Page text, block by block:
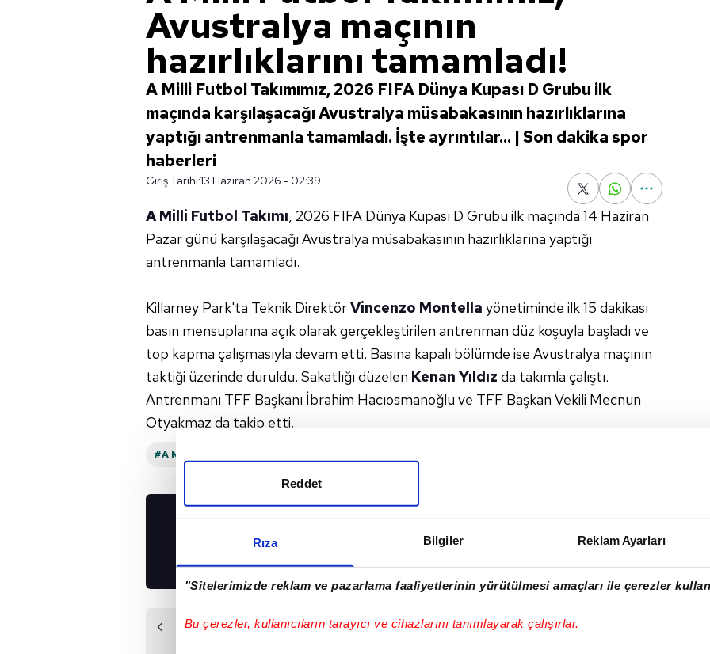
Rıza Bilgiler Reklam Ayarları
"Sitelerimizde reklam ve pazarlama faaliyetlerinin yürütülmesi amaçları ile çerezler
Bu çerezler, kullanıcıların tarayıcı ve cihazlarını tanımlayarak çalışırlar.
Reddet
Avustralya maçının
hazırlıklarını tamamladı!
A Milli Futbol Takımımız, 2026 FIFA Dünya Kupası D Grubu ilk
maçında karşılaşacağı Avustralya müsabakasının hazırlıklarına
yaptığı antrenmanla tamamladı. İşte ayrıntılar... | Son dakika spor
haberleri
Giriş Tarihi:13 Haziran 2026 - 02:39
A Milli Futbol Takımı, 2026 FIFA Dünya Kupası D Grubu ilk maçında 14 Haziran
Pazar günü karşılaşacağı Avustralya müsabakasının hazırlıklarına yaptığı
antrenmanla tamamladı.
Killarney Park'ta Teknik DirektörVincenzo Montella yönetiminde ilk 15 dakikası
basın mensuplarına açık olarak gerçekleştirilen antrenman düz koşuyla başladı ve
top kapma çalışmasıyla devam etti. Basına kapalı bölümde ise Avustralya maçının
taktiği üzerinde duruldu. Sakatlığı düzelen Kenan Yıldız da takımla çalıştı.
Antrenmanı TFF Başkanı İbrahim Hacıosmanoğlu ve TFF Başkan Vekili Mecnun
Otyakmaz da takip etti.
#A MILLI FUTBOL TAKIMI
İNDİRİN!
Önceki Haber
Sonraki Haber